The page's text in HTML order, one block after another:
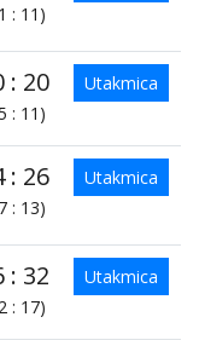
: 11)
: 20
: 11)
Utakmica
: 26
: 13)
Utakmica
: 32
: 17)
Utakmica